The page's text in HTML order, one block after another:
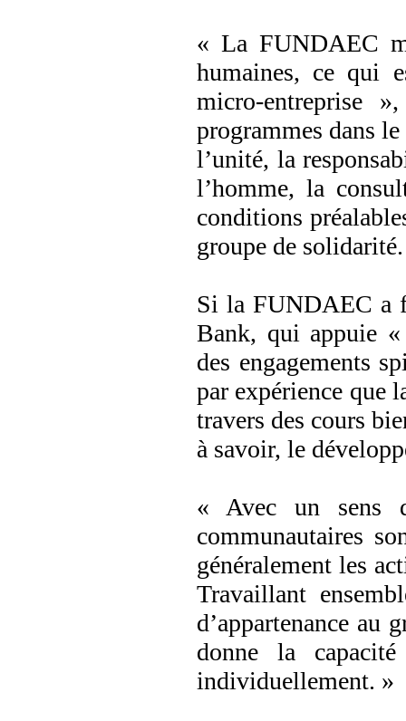
« La FUNDAEC
humaines, ce qui
micro-entreprise
programmes dans
l’unité, la
l’homme, la
conditions
groupe de
Si la FUNDAEC a
Bank, qui appuie
des engagements
par expérience que
travers des cours
à savoir, le
« Avec un sens
communautaires
généralement les
Travaillant
d’appartenance
donne la
individuellement. »